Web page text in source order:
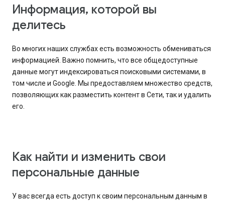
Информация, которой вы
делитесь
Во многих наших службах есть возможность обмениваться
информацией. Важно помнить, что все общедоступные
данные могут индексироваться поисковыми системами, в
том числе и Google. Мы предоставляем множество средств,
позволяющих как разместить контент в Сети, так и удалить
его.
Как найти и изменить свои
персональные данные
У вас всегда есть доступ к своим персональным данным в